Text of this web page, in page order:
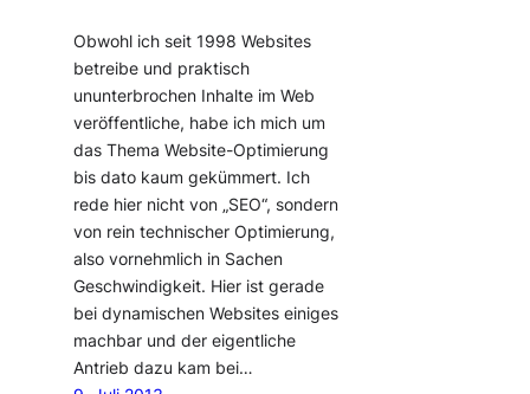
Obwohl ich seit 1998 Websites
betreibe und praktisch
ununterbrochen Inhalte im Web
veröffentliche, habe ich mich um
das Thema Website-Optimierung
bis dato kaum gekümmert. Ich
rede hier nicht von „SEO“, sondern
von rein technischer Optimierung,
also vornehmlich in Sachen
Geschwindigkeit. Hier ist gerade
bei dynamischen Websites einiges
machbar und der eigentliche
Antrieb dazu kam bei…